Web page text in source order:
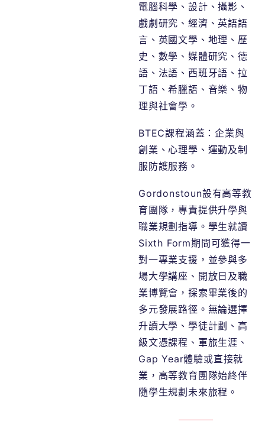
電腦科學、設計、攝影、
戲劇研究、經濟、英語語
言、英國文學、地理、歷
史、數學、媒體研究、德
語、法語、西班牙語、拉
丁語、希臘語、音樂、物
理與社會學。
BTEC課程涵蓋：企業與
創業、心理學、運動及制
服防護服務。
Gordonstoun設有高等教
育團隊，專責提供升學與
職業規劃指導。學生就讀
Sixth Form期間可獲得一
對一專業支援，並參與多
場大學講座、開放日及職
業博覽會，探索畢業後的
多元發展路徑。無論選擇
升讀大學、學徒計劃、高
級文憑課程、軍旅生涯、
Gap Year體驗或直接就
業，高等教育團隊始終伴
隨學生規劃未來旅程。